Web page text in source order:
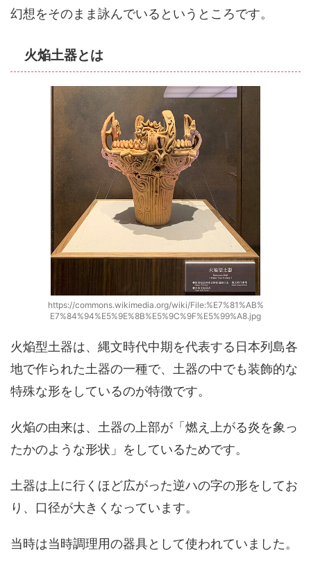
幻想をそのまま詠んでいるというところです。
火焔土器とは
https://commons.wikimedia.org/wiki/File:%E7%81%AB%
E7%84%94%E5%9E%8B%E5%9C%9F%E5%99%A8.jpg
火焔型土器は、縄文時代中期を代表する日本列島各
地で作られた土器の一種で、土器の中でも装飾的な
特殊な形をしているのが特徴です。
火焔の由来は、土器の上部が「燃え上がる炎を象っ
たかのような形状」をしているためです。
土器は上に行くほど広がった逆ハの字の形をしてお
り、口径が大きくなっています。
当時は当時調理用の器具として使われていました。